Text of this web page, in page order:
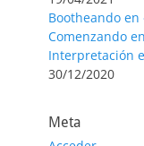
Bootheando en
Comenzando
Interpretación
30/12/2020
Meta